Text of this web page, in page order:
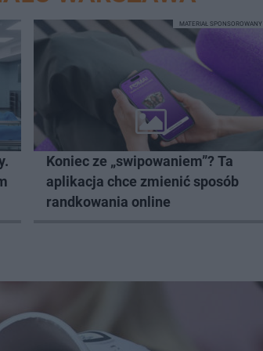
Koniec ze „swipowaniem”? Ta
aplikacja chce zmienić sposób
randkowania online
MATERIAŁ SPONSOROWANY